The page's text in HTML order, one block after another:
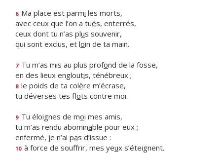
6 Ma place est parmi les morts,
avec ceux que l’on a tués, enterrés,
ceux dont tu n’as plus souvenir,
qui sont exclus, et loin de ta main.
7 Tu m’as mis au plus profond de la fosse,
en des lieux engloutis, ténébreux ;
8 le poids de ta colère m’écrase,
tu déverses tes flots contre moi.
9 Tu éloignes de moi mes amis,
tu m’as rendu abominable pour eux ;
enfermé, je n’ai pas d’issue :
10 à force de souffrir, mes yeux s’éteignent.